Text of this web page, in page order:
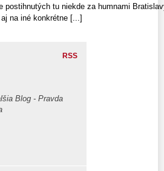
postihnutých tu niekde za humnami
na iné konkrétne [...]
RSS
Blog - Pravda